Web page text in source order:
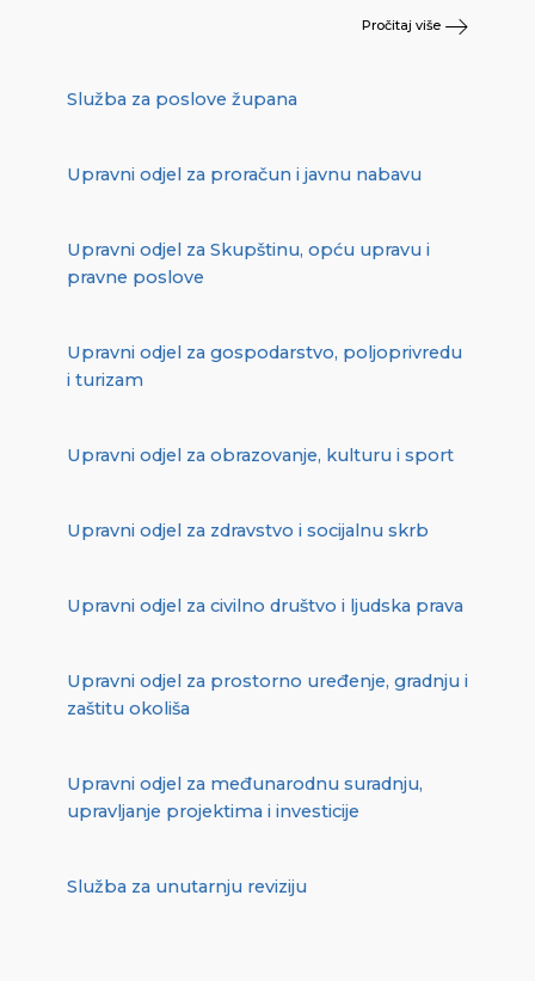
Pročitaj više
Služba za poslove župana
Upravni odjel za proračun i javnu nabavu
Upravni odjel za Skupštinu, opću upravu i
pravne poslove
Upravni odjel za gospodarstvo, poljoprivredu
i turizam
Upravni odjel za obrazovanje, kulturu i sport
Upravni odjel za zdravstvo i socijalnu skrb
Upravni odjel za civilno društvo i ljudska prava
Upravni odjel za prostorno uređenje, gradnju i
zaštitu okoliša
Upravni odjel za međunarodnu suradnju,
upravljanje projektima i investicije
Služba za unutarnju reviziju